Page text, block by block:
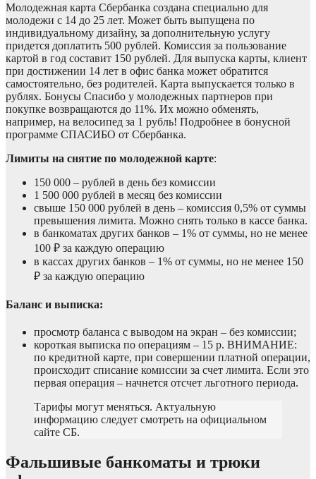
Молодежная карта Сбербанка создана специально для
молодежи с 14 до 25 лет. Может быть выпущена по
индивидуальному дизайну, за дополнительную услугу
придется доплатить 500 рублей. Комиссия за пользование
картой в год составит 150 рублей. Для выпуска карты, клиент
при достижении 14 лет в офис банка может обратится
самостоятельно, без родителей. Карта выпускается только в
рублях. Бонусы Спасибо у молодежных партнеров при
покупке возвращаются до 11%. Их можно обменять,
например, на велосипед за 1 рубль! Подробнее в бонусной
программе СПАСИБО от Сбербанка.
Лимиты на снятие по молодежной карте:
150 000 – рублей в день без комиссии
1 500 000 рублей в месяц без комиссии
свыше 150 000 рублей в день – комиссия 0,5% от суммы
превышения лимита. Можно снять только в кассе банка.
в банкоматах других банков – 1% от суммы, но не менее
100 ₽ за каждую операцию
в кассах других банков – 1% от суммы, но не менее 150
₽ за каждую операцию
Баланс и выписка:
просмотр баланса с выводом на экран – без комиссии;
короткая выписка по операциям – 15 р. ВНИМАНИЕ:
по кредитной карте, при совершении платной операции,
происходит списание комиссии за счет лимита. Если это
первая операция – начнется отсчет льготного периода.
Тарифы могут меняться. Актуальную
информацию следует смотреть на официальном
сайте СБ.
Фальшивые банкоматы и трюки